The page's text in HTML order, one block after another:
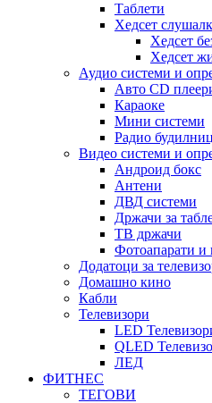
Таблети
Хедсет
Хедсет
Хедсет
Аудио системи и
Авто CD
Караоке
Мини системи
Радио
Видео системи и
Андроид бокс
Антени
ДВД системи
Држачи за
ТВ држачи
Фотоапарати и
Додатоци за
Домашно кино
Кабли
Телевизори
LED
QLED
ЛЕД
ФИТНЕС
ТЕГОВИ